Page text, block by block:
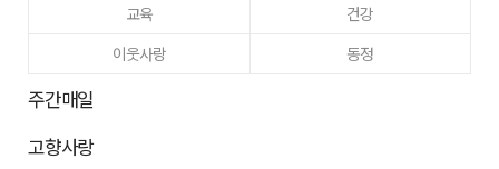
교육
건강
이웃사랑
동정
주간매일
고향사랑